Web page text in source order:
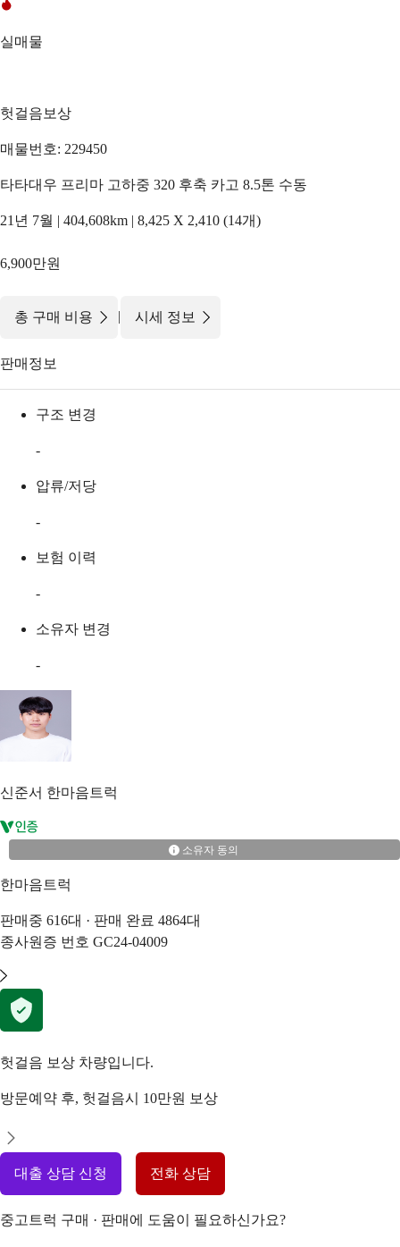
실매물
헛걸음보상
매물번호: 229450
타타대우 프리마 고하중 320 후축 카고 8.5톤 수동
21년 7월 | 404,608km | 8,425 X 2,410 (14개)
6,900만원
총 구매 비용 | 시세 정보
판매정보
구조 변경
-
압류/저당
-
보험 이력
-
소유자 변경
-
신준서 한마음트럭
소유자 동의
한마음트럭
판매중 616대 · 판매 완료 4864대
종사원증 번호 GC24-04009
헛걸음 보상 차량입니다.
방문예약 후, 헛걸음시 10만원 보상
대출 상담 신청 전화 상담
중고트럭 구매 · 판매에 도움이 필요하신가요?